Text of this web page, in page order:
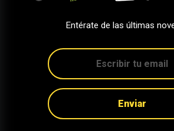
Entérate de las últimas
Enviar